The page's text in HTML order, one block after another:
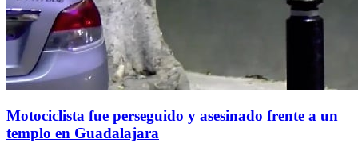
Motociclista fue perseguido y asesinado frente a un
templo en Guadalajara